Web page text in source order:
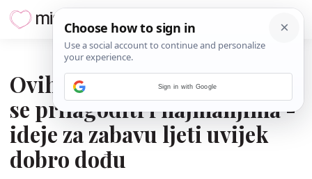
Ovih 5 klasičnih igara mogu
se prilagoditi i najmanjima -
ideje za zabavu ljeti uvijek
dobro dođu
Sign in with Google